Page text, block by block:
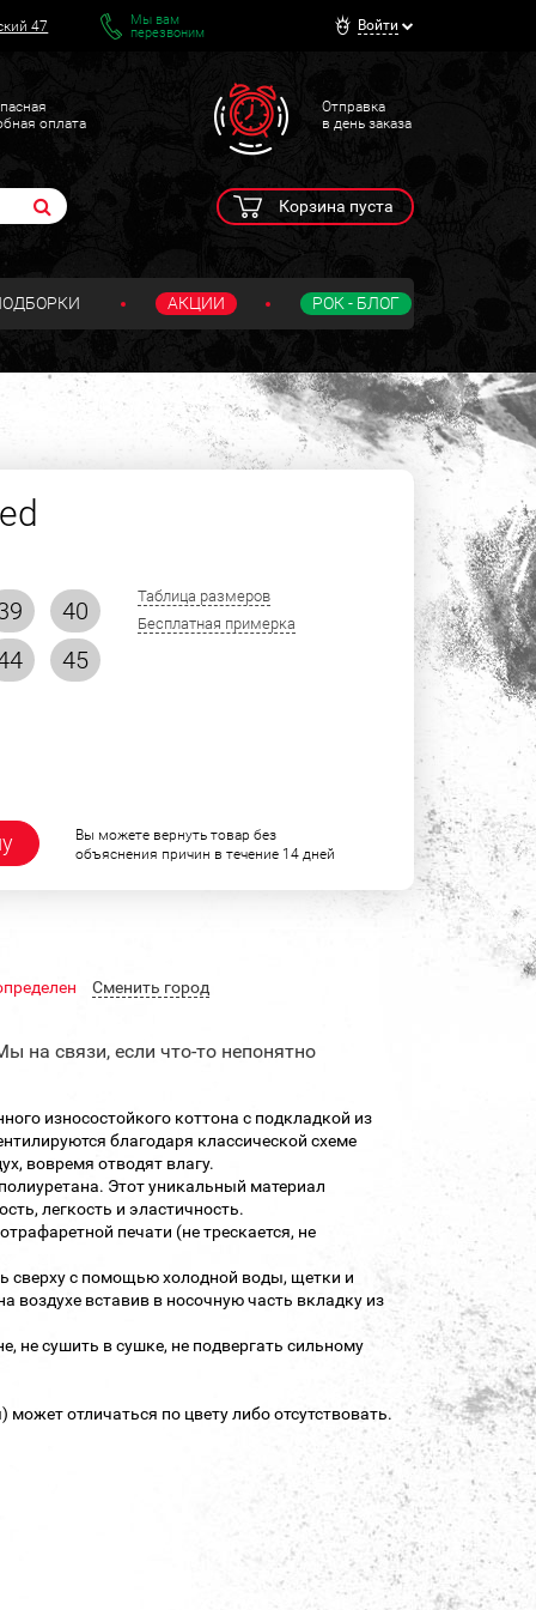
47
Мы вам
перезвоним
Войти
оплата
Отправка
в день заказа
Корзина пуста
АКЦИИ РОК - БЛОГ
40
45
Таблица размеров
Бесплатная примерка
Вы можете вернуть товар без
объяснения причин в течение 14 дней
Cменить город
на связи, если что-то непонятно
износостойкого коттона с подкладкой из
благодаря классической схеме
вовремя отводят влагу.
Этот уникальный материал
легкость и эластичность.
печати (не трескается, не
сверху с помощью холодной воды, щетки и
воздухе вставив в носочную часть вкладку из
не сушить в сушке, не подвергать сильному
отличаться по цвету либо отсутствовать.